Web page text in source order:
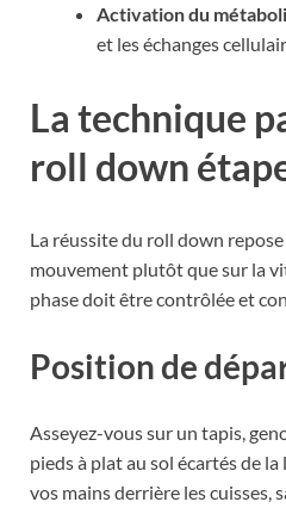
Activation du
et les échanges
La technique
roll down
La réussite du roll down
mouvement plutôt que sur la
phase doit être contrôlée et
Position de
Asseyez-vous sur un tapis,
pieds à plat au sol écartés de
vos mains derrière les cuisses,